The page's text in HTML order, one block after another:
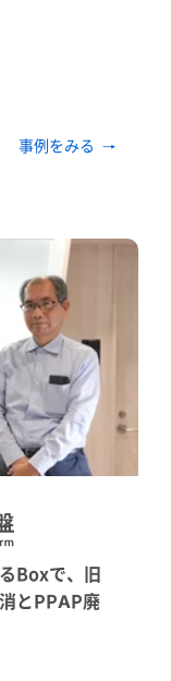
事例をみる
Boxで、旧
とPPAP廃